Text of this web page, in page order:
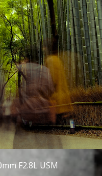
F2.8L USM